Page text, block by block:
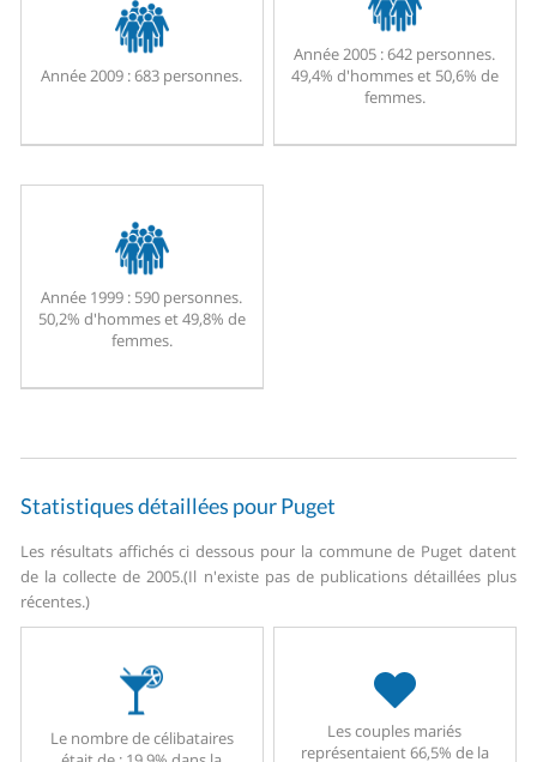
Année 2009 :683 personnes.
Année 2005 :642 personnes.
49,4% d'hommes et 50,6% de
femmes.
Année 1999 : 590 personnes.
50,2% d'hommes et 49,8% de
femmes.
Statistiques détaillées pour Puget
Les résultats affichés ci dessous pour la commune de Puget datent
de la collecte de 2005.(Il n'existe pas de publications détaillées plus
récentes.)
Le nombre de célibataires
Les couples mariés
représentaient 66,5% de la